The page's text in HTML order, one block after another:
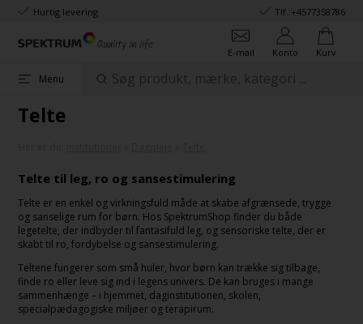
Hurtig levering Tlf.:+4577358786
E-mail Konto Kurv
Menu
Telte
Telte til leg, ro og sansestimulering
Telte er en enkel og virkningsfuld måde at skabe afgrænsede, trygge
og sanselige rum for børn. Hos SpektrumShop finder du både
legetelte, der indbyder til fantasifuld leg, og sensoriske telte, der er
skabt til ro, fordybelse og sansestimulering.
Teltene fungerer som små huler, hvor børn kan trække sig tilbage,
finde ro eller leve sig ind i legens univers. De kan bruges i mange
sammenhænge – i hjemmet, daginstitutionen, skolen,
specialpædagogiske miljøer og terapirum.